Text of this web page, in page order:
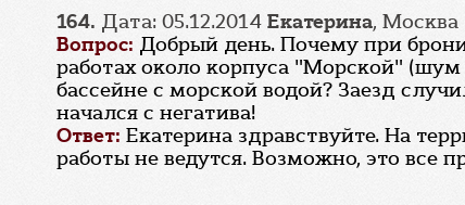
164. Дата: 05.12.2014 Екатерина, Москва
Вопрос: Добрый день. Почему при
работах около корпуса "Морской"
бассейне с морской водой? Заезд
начался с негатива!
Ответ: Екатерина здравствуйте. На
работы не ведутся. Возможно, это все